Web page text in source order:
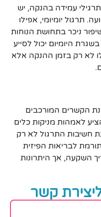
עמידה בהנקה, יש
תרגול יומיומי, אפילו
ניכר בתחושת הנוחות
היומיום יכול לסייע
לא רק בזמן ההנקה אלא
הקשרים המורכבים
לאמהות מניקות כלים
חשיבות התרגול לא רק
לבריאות הפיזית
השקעה, אך היתרונות
קשר